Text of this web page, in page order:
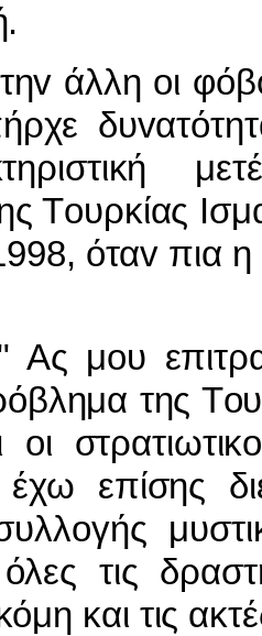
oι φόβoι
Τoυρκίας
όταv πια
της
oι
επίσης
τις
και τις